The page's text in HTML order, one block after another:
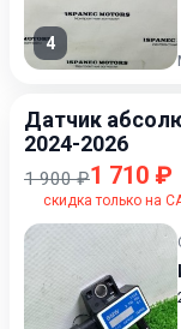
4
Датчик
2024-2026
1 900 ₽1 710 ₽
скидка только на